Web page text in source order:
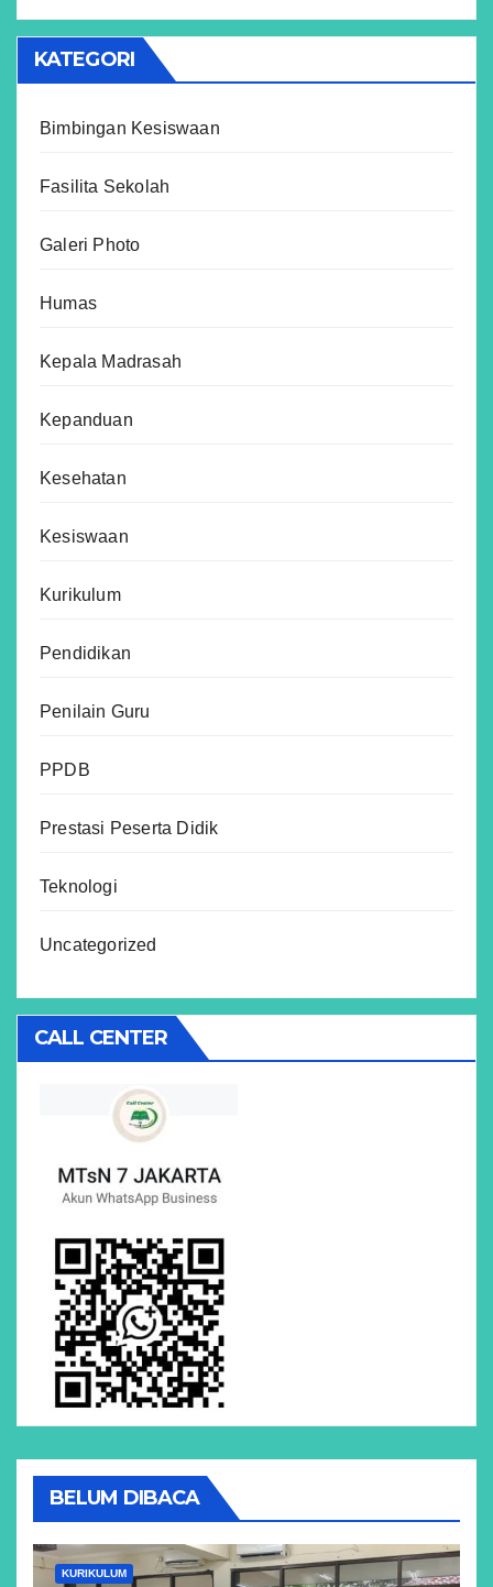
KATEGORI
Bimbingan Kesiswaan
Fasilita Sekolah
Galeri Photo
Humas
Kepala Madrasah
Kepanduan
Kesehatan
Kesiswaan
Kurikulum
Pendidikan
Penilain Guru
PPDB
Prestasi Peserta Didik
Teknologi
Uncategorized
CALL CENTER
BELUM DIBACA
KURIKULUM